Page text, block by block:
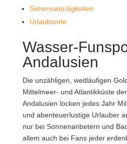
Sehenswürdigkeiten
Urlaubsorte
Wasser-
Andalusien
Die unzähligen, weitläufigen
Mittelmeer- und Atlantikküste
Andalusien locken jedes Jahr
und abenteuerlustige Urlauber
nur bei Sonnenanbetern und
allem auch bei Fans jeder